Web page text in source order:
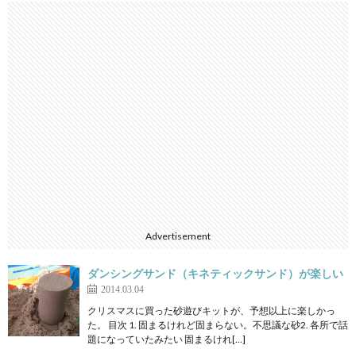
Advertisement
ダンシングサンド（キネティックサンド）が楽しい
2014.03.04
クリスマスに買った砂遊びキットが、予想以上に楽しかっ
た。 目次 1. 固まるけれど固まらない。不思議な砂2. 各所で話
題になっていたみたい 固まるけれ[…]